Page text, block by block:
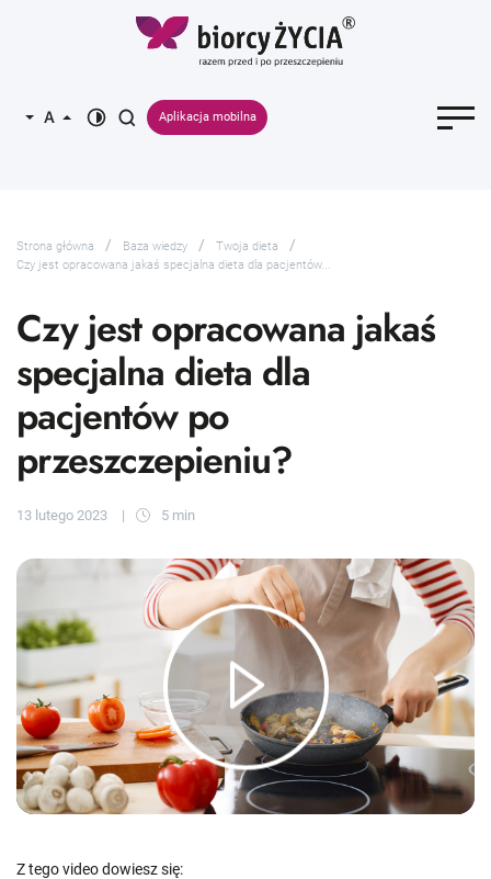
Aplikacja mobilna
Strona główna Baza wiedzy
Twoja dieta
Czy jest opracowana jakaś specjalna dieta dla pacjentów...
Czy jest opracowana jakaś
specjalna dieta dla
pacjentów po
przeszczepieniu?
13 lutego 2023 5 min
Z tego video dowiesz się: